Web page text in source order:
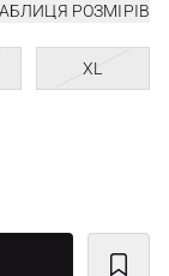
РОЗМІРІВ
XL